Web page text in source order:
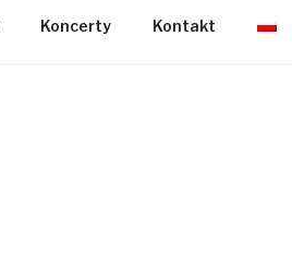
Koncerty Kontakt